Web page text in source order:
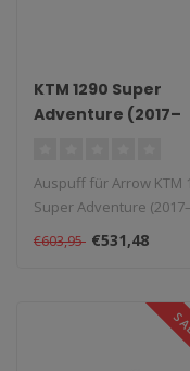
KTM 1290 Super
Adventure (2017–
Auspuff für Arrow KTM
Super Adventure (2017–
2020) Aluminium Race-
€603,95 €531,48